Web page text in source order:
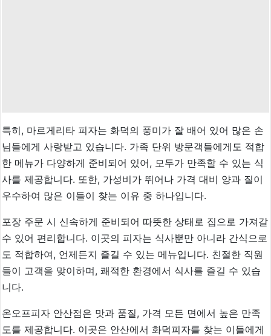
특히, 마르게리타 피자는 화덕의 풍미가 잘 배어 있어 많은 손
님들에게 사랑받고 있습니다. 가족 단위 방문객들에게도 적합
한 메뉴가 다양하게 준비되어 있어, 모두가 만족할 수 있는 식
사를 제공합니다. 또한, 가성비가 뛰어나 가격 대비 양과 질이
우수하여 많은 이들이 찾는 이유 중 하나입니다.
포장 주문 시 신속하게 준비되어 따뜻한 상태로 집으로 가져갈
수 있어 편리합니다. 이곳의 피자는 식사뿐만 아니라 간식으로
도 적합하여, 언제든지 즐길 수 있는 메뉴입니다. 친절한 직원
들이 고객을 맞이하며, 쾌적한 환경에서 식사를 즐길 수 있습
니다.
온오프피자 안산점은 맛과 품질, 가격 모든 면에서 높은 만족
도를 제공합니다. 이곳은 안산에서 화덕피자를 찾는 이들에게